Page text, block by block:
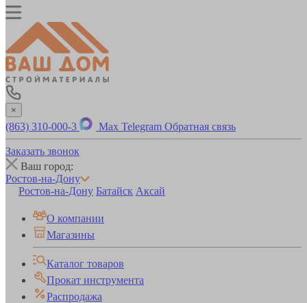
×
(863) 310-000-3 Max Telegram Обратная связь
Заказать звонок
Ваш город:
Ростов-на-Дону
Ростов-на-Дону Батайск Аксай
О компании
Магазины
Каталог товаров
Прокат инструмента
Распродажа